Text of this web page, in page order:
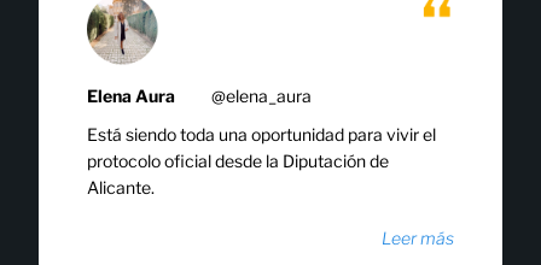
Elena Aura@elena_aura
Está siendo toda una oportunidad para vivir el
protocolo oficial desde la Diputación de
Alicante.
Leer más